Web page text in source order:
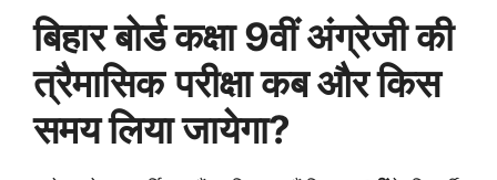
बिहार बोर्ड कक्षा 9वीं अंग्रेजी की
त्रैमासिक परीक्षा कब और किस
समय लिया जायेगा?